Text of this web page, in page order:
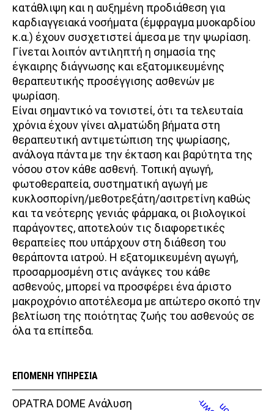
κατάθλιψη και η αυξημένη προδιάθεση για
καρδιαγγειακά νοσήματα (έμφραγμα μυοκαρδίου
κ.α.) έχουν συσχετιστεί άμεσα με την ψωρίαση.
Γίνεται λοιπόν αντιληπτή η σημασία της
έγκαιρης διάγνωσης και εξατομικευμένης
θεραπευτικής προσέγγισης ασθενών με
ψωρίαση.
Είναι σημαντικό να τονιστεί, ότι τα τελευταία
χρόνια έχουν γίνει αλματώδη βήματα στη
θεραπευτική αντιμετώπιση της ψωρίασης,
ανάλογα πάντα με την έκταση και βαρύτητα της
νόσου στον κάθε ασθενή. Τοπική αγωγή,
φωτοθεραπεία, συστηματική αγωγή με
κυκλοσπορίνη/μεθοτρεξάτη/ασιτρετίνη καθώς
και τα νεότερης γενιάς φάρμακα, οι βιολογικοί
παράγοντες, αποτελούν τις διαφορετικές
θεραπείες που υπάρχουν στη διάθεση του
θεράποντα ιατρού. Η εξατομικευμένη αγωγή,
προσαρμοσμένη στις ανάγκες του κάθε
ασθενούς, μπορεί να προσφέρει ένα άριστο
μακροχρόνιο αποτέλεσμα με απώτερο σκοπό την
βελτίωση της ποιότητας ζωής του ασθενούς σε
όλα τα επίπεδα.
ΕΠΟΜΕΝΗ ΥΠΗΡΕΣΙΑ
OPATRA DOME Ανάλυση